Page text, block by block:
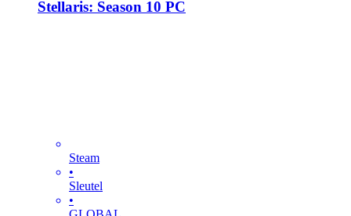
Stellaris: Season 10 PC
Steam
•
Sleutel
•